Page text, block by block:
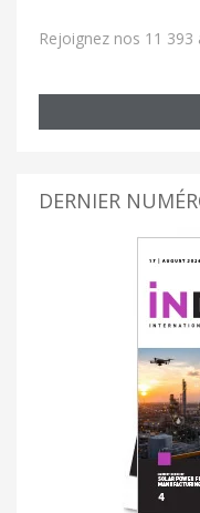
Rejoignez nos 11 393
DERNIER